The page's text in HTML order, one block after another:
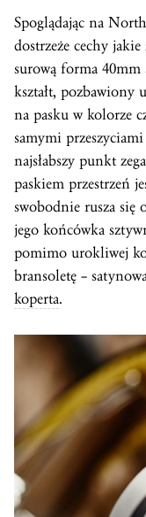
Spoglądając na
dostrzeże cechy
surową forma
kształt, pozbawiony
na pasku w kolorze
samymi
najsłabszy punkt
paskiem przestrzeń
swobodnie rusza się
jego końcówka
pomimo urokliwej
bransoletę –
koperta.